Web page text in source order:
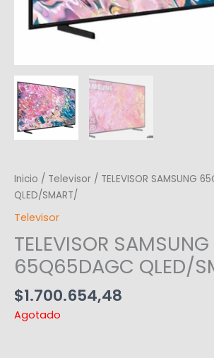
Inicio / Televisor / TELEVISOR SAMSUNG
QLED/SMART/
Televisor
TELEVISOR SAMSUNG
65Q65DAGC QLED/
$1.700.654,48
Agotado